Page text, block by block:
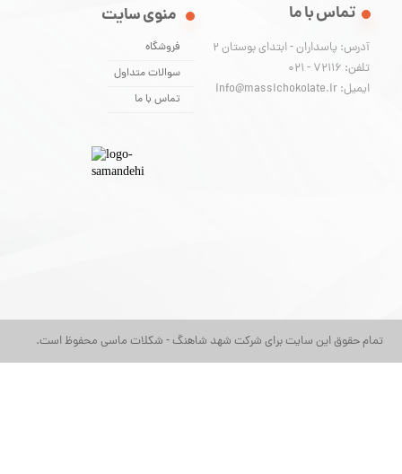
تمام حقوق این سایت برای شرکت شهد شاهنگ - شکلات ماسی محفوظ است.
منوی سایت
فروشگاه
سوالات متداول
تماس با ما
تماس با ما
آدرس: پاسداران - ابتدای بوستان 2
تلفن: 72116 - 021
ایمیل: info@massichokolate.ir